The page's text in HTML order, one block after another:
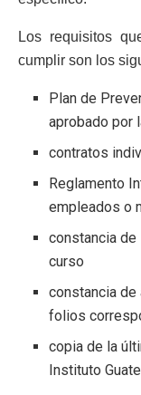
Los requisitos
cumplir son los
Plan de
aprobado por
contratos
Reglamento
empleados o
constancia
curso
constancia
folios
copia de la
Instituto